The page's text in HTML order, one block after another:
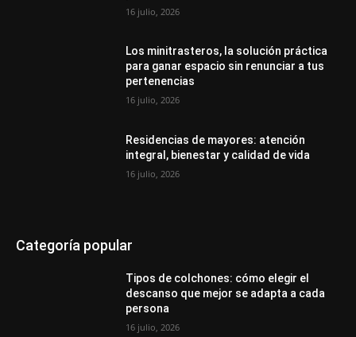
16 julio, 2026
Los minitrasteros, la solución práctica
para ganar espacio sin renunciar a tus
pertenencias
16 julio, 2026
Residencias de mayores: atención
integral, bienestar y calidad de vida
16 julio, 2026
Categoría popular
Tipos de colchones: cómo elegir el
descanso que mejor se adapta a cada
persona
16 julio, 2026